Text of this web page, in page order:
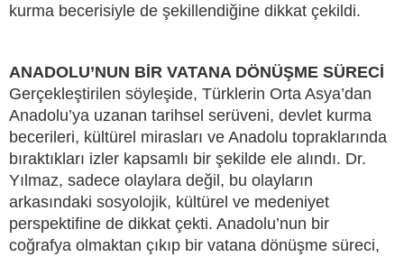
kurma becerisiyle de şekillendiğine dikkat çekildi.
ANADOLU’NUN BİR VATANA DÖNÜŞME SÜRECİ
Gerçekleştirilen söyleşide, Türklerin Orta Asya’dan
Anadolu’ya uzanan tarihsel serüveni, devlet kurma
becerileri, kültürel mirasları ve Anadolu topraklarında
bıraktıkları izler kapsamlı bir şekilde ele alındı. Dr.
Yılmaz, sadece olaylara değil, bu olayların
arkasındaki sosyolojik, kültürel ve medeniyet
perspektifine de dikkat çekti. Anadolu’nun bir
coğrafya olmaktan çıkıp bir vatana dönüşme süreci,